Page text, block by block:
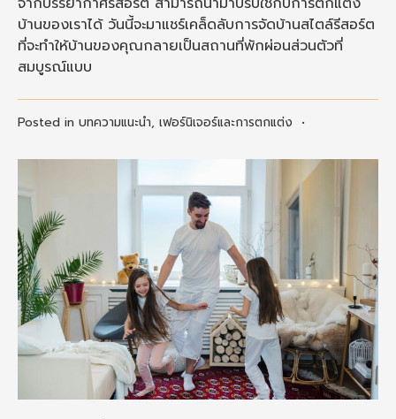
บ้านของเราได้ วันนี้จะมาแชร์เคล็ดลับการจัดบ้านสไตล์รีสอร์ต
ที่จะทำให้บ้านของคุณกลายเป็นสถานที่พักผ่อนส่วนตัวที่
สมบูรณ์แบบ
Posted in บทความแนะนำ, เฟอร์นิเจอร์และการตกแต่ง •